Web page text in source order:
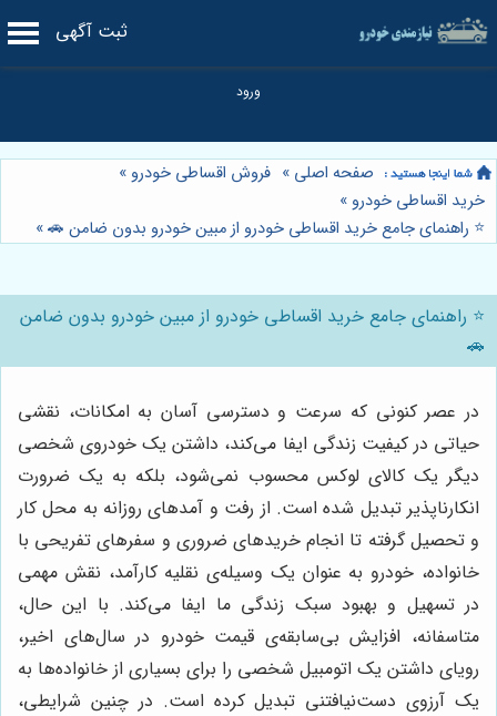
ثبت آگهی
صفحه اصلی » فروش اقساطی خودرو »
خرید اقساطی خودرو »
⭐️ راهنمای جامع خرید اقساطی خودرو از مبین خودرو بدون ضامن 🚗»
⭐️ راهنمای جامع خرید اقساطی خودرو از مبین خودرو بدون ضامن
🚗
در عصر کنونی که سرعت و دسترسی آسان به امکانات، نقشی
حیاتی در کیفیت زندگی ایفا می‌کند، داشتن یک خودروی شخصی
دیگر یک کالای لوکس محسوب نمی‌شود، بلکه به یک ضرورت
انکارناپذیر تبدیل شده است. از رفت و آمدهای روزانه به محل کار
و تحصیل گرفته تا انجام خریدهای ضروری و سفرهای تفریحی با
خانواده، خودرو به عنوان یک وسیله‌ی نقلیه کارآمد، نقش مهمی
در تسهیل و بهبود سبک زندگی ما ایفا می‌کند. با این حال،
متاسفانه، افزایش بی‌سابقه‌ی قیمت خودرو در سال‌های اخیر،
رویای داشتن یک اتومبیل شخصی را برای بسیاری از خانواده‌ها به
یک آرزوی دست‌نیافتنی تبدیل کرده است. در چنین شرایطی،